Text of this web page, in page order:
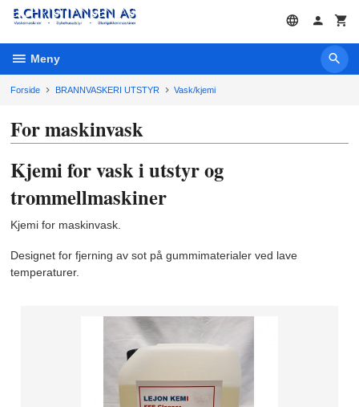
Gå
innholdet
Meny
Forside BRANNVASKERI UTSTYR Vask/kjemi
For maskinvask
Kjemi for vask i utstyr og
trommellmaskiner
Kjemi for maskinvask.
Designet for fjerning av sot på gummimaterialer ved lave
temperaturer.